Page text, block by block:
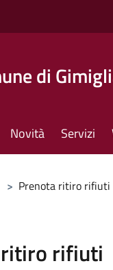
di
Novità Servizi
> Prenota ritiro rifiuti
rifiuti